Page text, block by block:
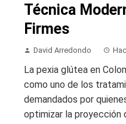
Técnica
Firmes
David Arredondo
La pexia glútea en
como uno de los
demandados por
optimizar la proyección